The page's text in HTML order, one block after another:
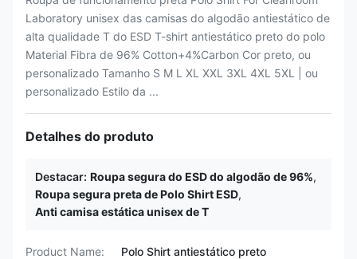
Laboratory unisex das camisas do algodão antiestático de
alta qualidade T do ESD T-shirt antiestático preto do polo
Material Fibra de 96% Cotton+4%Carbon Cor preto, ou
personalizado Tamanho S M L XL XXL 3XL 4XL 5XL | ou
personalizado Estilo da ...
Detalhes do produto
Destacar: Roupa segura do ESD do algodão de 96%,
Roupa segura preta de Polo Shirt ESD,
Anti camisa estática unisex de T
Product Name:
Polo Shirt antiestático preto